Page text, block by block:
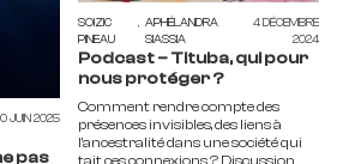
JUIN 2025
pas
SOIZIC
PINEAU
APHÉLANDRA
SIASSIA
4 DÉCEMBRE
2024
Podcast – Tituba, qui pour
nous protéger ?
Comment rendre compte des
présences invisibles, des liens à
l’ancestralité dans une société qui
tait ces connexions ? Discussion